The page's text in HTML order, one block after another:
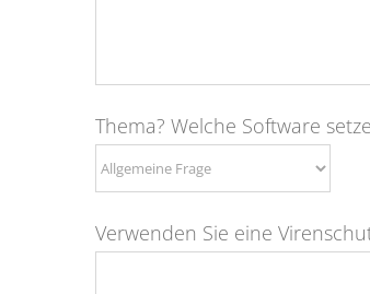
Thema? Welche Software
Verwenden Sie eine